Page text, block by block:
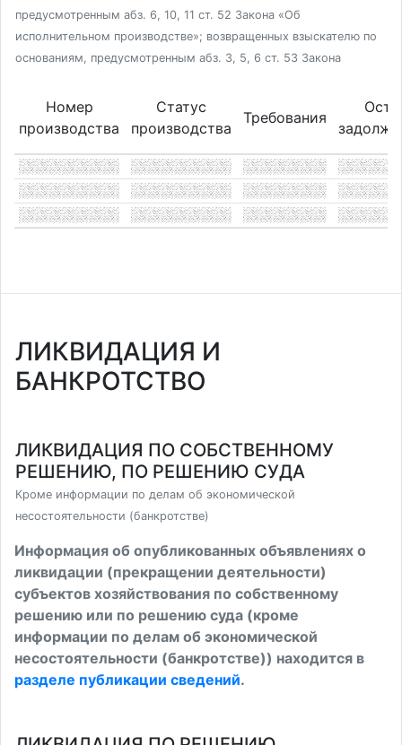
предусмотренным абз. 6, 10, 11 ст. 52 Закона «Об
исполнительном производстве»; возвращенных взыскателю по
основаниям, предусмотренным абз. 3, 5, 6 ст. 53 Закона
Номер
производства
Статус
производства
Требования
ЛИКВИДАЦИЯ И
БАНКРОТСТВО
ЛИКВИДАЦИЯ ПО СОБСТВЕННОМУ
РЕШЕНИЮ, ПО РЕШЕНИЮ СУДА
Кроме информации по делам об экономической
несостоятельности (банкротстве)
Информация об опубликованных объявлениях о
ликвидации (прекращении деятельности)
субъектов хозяйствования по собственному
решению или по решению суда (кроме
информации по делам об экономической
несостоятельности (банкротстве)) находится в
разделе публикации сведений.